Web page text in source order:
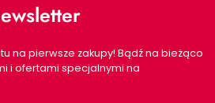
na pierwsze zakupy! Bądź na bieżąco
i ofertami specjalnymi na